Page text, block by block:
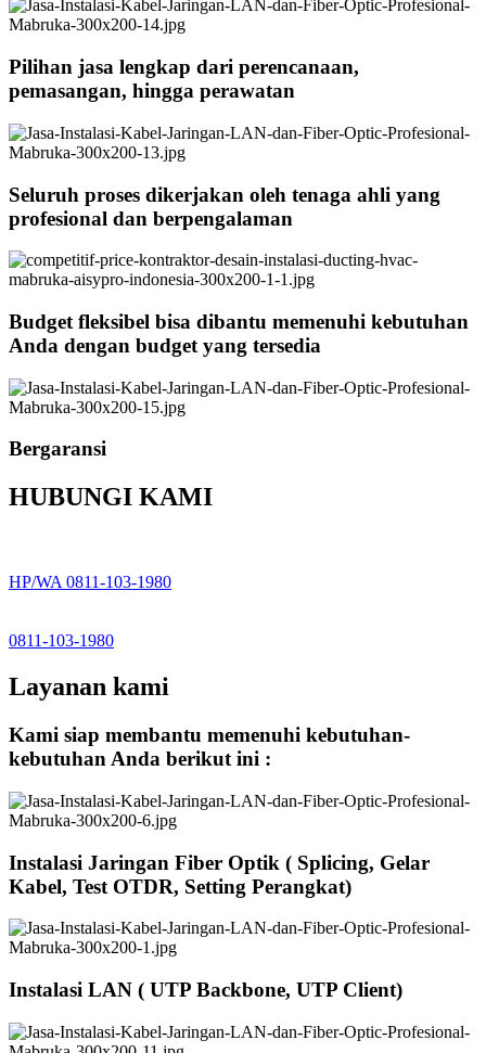
Pilihan jasa lengkap dari perencanaan,
pemasangan, hingga perawatan
Seluruh proses dikerjakan oleh tenaga ahli yang
profesional dan berpengalaman
Budget fleksibel bisa dibantu memenuhi kebutuhan
Anda dengan budget yang tersedia
Bergaransi
HUBUNGI KAMI
HP/WA 0811-103-1980
0811-103-1980
Layanan kami
Kami siap membantu memenuhi kebutuhan-
kebutuhan Anda berikut ini :
Instalasi Jaringan Fiber Optik ( Splicing, Gelar
Kabel, Test OTDR, Setting Perangkat)
Instalasi LAN ( UTP Backbone, UTP Client)